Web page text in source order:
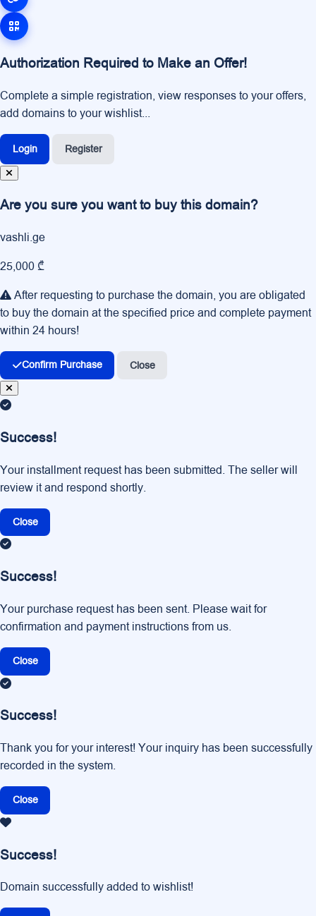
Authorization Required to Make an Offer!
Complete a simple registration, view responses to your offers,
add domains to your wishlist...
Login Register
Are you sure you want to buy this domain?
vashli.ge
25,000 ₾
After requesting to purchase the domain, you are obligated
to buy the domain at the specified price and complete payment
within 24 hours!
Confirm Purchase Close
Success!
Your installment request has been submitted. The seller will
review it and respond shortly.
Close
Success!
Your purchase request has been sent. Please wait for
confirmation and payment instructions from us.
Close
Success!
Thank you for your interest! Your inquiry has been successfully
recorded in the system.
Close
Success!
Domain successfully added to wishlist!